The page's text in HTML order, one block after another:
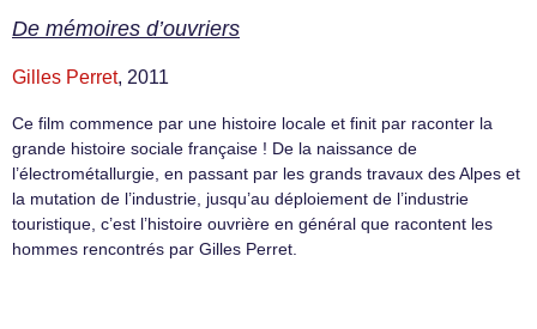
De mémoires d’ouvriers
Gilles Perret, 2011
Ce film commence par une histoire locale et finit par raconter la
grande histoire sociale française ! De la naissance de
l’électrométallurgie, en passant par les grands travaux des Alpes et
la mutation de l’industrie, jusqu’au déploiement de l’industrie
touristique, c’est l’histoire ouvrière en général que racontent les
hommes rencontrés par Gilles Perret.